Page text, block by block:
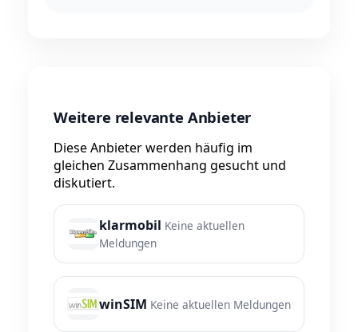
Weitere relevante Anbieter
Diese Anbieter werden häufig im
gleichen Zusammenhang gesucht und
diskutiert.
klarmobil Keine aktuellen
Meldungen
winSIM Keine aktuellen Meldungen